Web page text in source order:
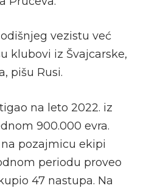
vezistu već
klubovi iz Švajcarske,
pišu Rusi.
na leto 2022. iz
900.000 evra.
pozajmicu ekipi
periodu proveo
47 nastupa. Na